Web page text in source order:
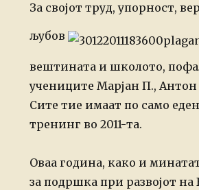
За својот труд, упорност,
љубов
вештината и школото,
учениците Марјан П.,
Сите тие имаат по само
тренинг во 2011-та.
Оваа година, како и
за подршка при развојот